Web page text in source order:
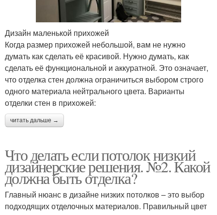
Дизайн маленькой прихожей
Когда размер прихожей небольшой, вам не нужно
думать как сделать её красивой. Нужно думать, как
сделать её функциональной и аккуратной. Это означает,
что отделка стен должна ограничиться выбором строго
одного материала нейтрального цвета. Варианты
отделки стен в прихожей:
читать дальше →
Что делать если потолок низкий
дизайнерские решения. №2. Какой
должна быть отделка?
Главный нюанс в дизайне низких потолков – это выбор
подходящих отделочных материалов. Правильный цвет